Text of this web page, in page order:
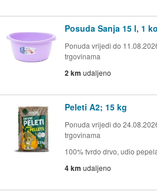
Posuda Sanja 15 l, 1
Ponuda vrijedi do
trgovinama
2 km udaljeno
Peleti A2; 15 kg
Ponuda vrijedi do
trgovinama
100% tvrdo drvo, udio
4 km udaljeno